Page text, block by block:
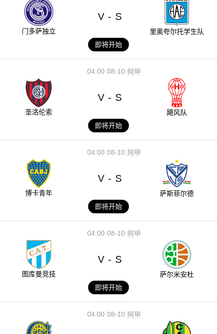
门多萨独立
V - S
里奥夸尔托学生队
即将开始
08-10
04:00 阿甲
圣洛伦索
V - S
飓风队
即将开始
08-10
04:00 阿甲
博卡青年
V - S
萨斯菲尔德
即将开始
08-10
04:00 阿甲
图库曼竞技
V - S
萨尔米安杜
即将开始
08-10
04:00 阿甲